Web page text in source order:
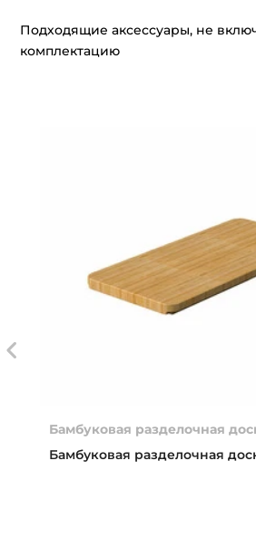
Подходящие аксессуары, не
комплектацию
Бамбуковая разделочная
Бамбуковая разделочная